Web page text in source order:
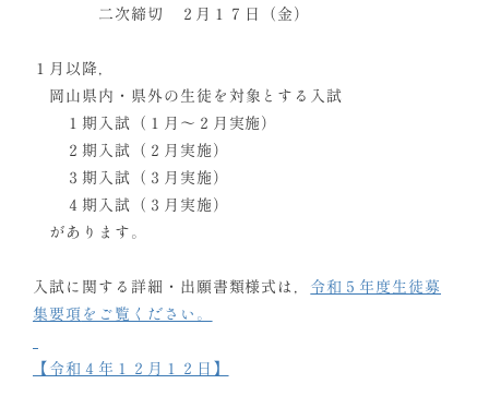
二次締切 ２月１７日（金）
１月以降，
岡山県内・県外の生徒を対象とする入試
１期入試（１月～２月実施）
２期入試（２月実施）
３期入試（３月実施）
４期入試（３月実施）
があります。
入試に関する詳細・出願書類様式は， 令和５年度生徒募
集要項をご覧ください。
【令和４年１２月１２日】